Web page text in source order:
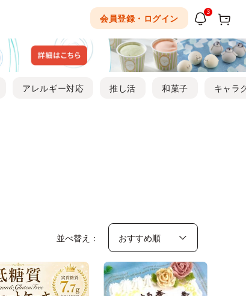
会員登録・ログイン
3
アレルギー対応 推し活 和菓子 キャラ
並べ替え：